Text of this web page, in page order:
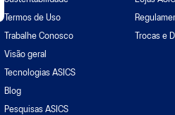
Termos de Uso
Trabalhe Conosco
Visão geral
Tecnologias ASICS
Blog
Pesquisas ASICS
Trocas e